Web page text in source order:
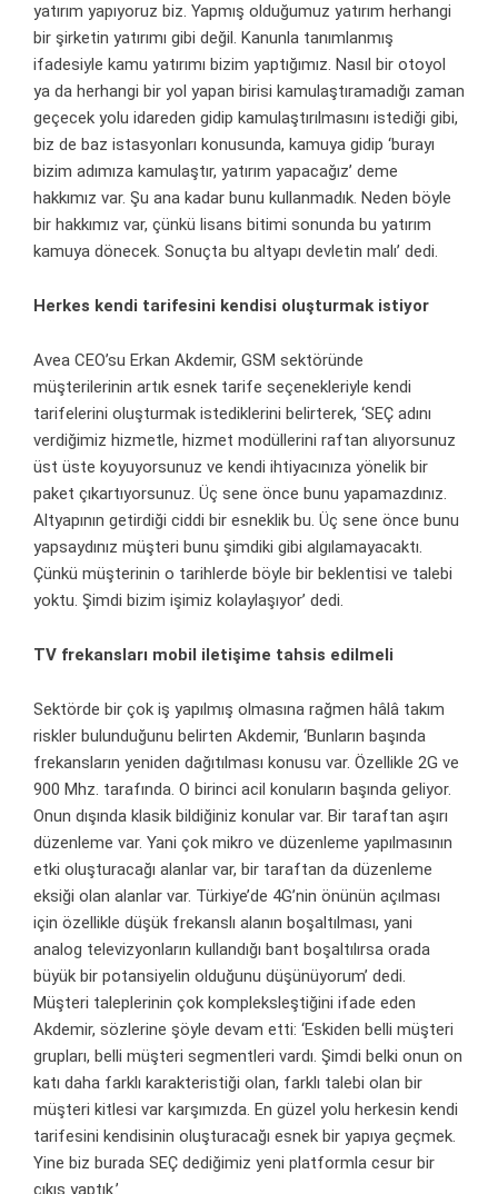
yatırım yapıyoruz biz. Yapmış olduğumuz yatırım herhangi
bir şirketin yatırımı gibi değil. Kanunla tanımlanmış
ifadesiyle kamu yatırımı bizim yaptığımız. Nasıl bir otoyol
ya da herhangi bir yol yapan birisi kamulaştıramadığı zaman
geçecek yolu idareden gidip kamulaştırılmasını istediği gibi,
biz de baz istasyonları konusunda, kamuya gidip ‘burayı
bizim adımıza kamulaştır, yatırım yapacağız’ deme
hakkımız var. Şu ana kadar bunu kullanmadık. Neden böyle
bir hakkımız var, çünkü lisans bitimi sonunda bu yatırım
kamuya dönecek. Sonuçta bu altyapı devletin malı’ dedi.
Herkes kendi tarifesini kendisi oluşturmak istiyor
Avea CEO’su Erkan Akdemir, GSM sektöründe
müşterilerinin artık esnek tarife seçenekleriyle kendi
tarifelerini oluşturmak istediklerini belirterek, ‘SEÇ adını
verdiğimiz hizmetle, hizmet modüllerini raftan alıyorsunuz
üst üste koyuyorsunuz ve kendi ihtiyacınıza yönelik bir
paket çıkartıyorsunuz. Üç sene önce bunu yapamazdınız.
Altyapının getirdiği ciddi bir esneklik bu. Üç sene önce bunu
yapsaydınız müşteri bunu şimdiki gibi algılamayacaktı.
Çünkü müşterinin o tarihlerde böyle bir beklentisi ve talebi
yoktu. Şimdi bizim işimiz kolaylaşıyor’ dedi.
TV frekansları mobil iletişime tahsis edilmeli
Sektörde bir çok iş yapılmış olmasına rağmen hâlâ takım
riskler bulunduğunu belirten Akdemir, ‘Bunların başında
frekansların yeniden dağıtılması konusu var. Özellikle 2G ve
900 Mhz. tarafında. O birinci acil konuların başında geliyor.
Onun dışında klasik bildiğiniz konular var. Bir taraftan aşırı
düzenleme var. Yani çok mikro ve düzenleme yapılmasının
etki oluşturacağı alanlar var, bir taraftan da düzenleme
eksiği olan alanlar var. Türkiye’de 4G’nin önünün açılması
için özellikle düşük frekanslı alanın boşaltılması, yani
analog televizyonların kullandığı bant boşaltılırsa orada
büyük bir potansiyelin olduğunu düşünüyorum’ dedi.
Müşteri taleplerinin çok kompleksleştiğini ifade eden
Akdemir, sözlerine şöyle devam etti: ‘Eskiden belli müşteri
grupları, belli müşteri segmentleri vardı. Şimdi belki onun on
katı daha farklı karakteristiği olan, farklı talebi olan bir
müşteri kitlesi var karşımızda. En güzel yolu herkesin kendi
tarifesini kendisinin oluşturacağı esnek bir yapıya geçmek.
Yine biz burada SEÇ dediğimiz yeni platformla cesur bir
çıkış yaptık.’